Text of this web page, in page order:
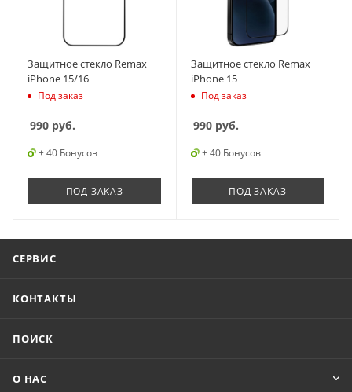
Защитное стекло Remax
iPhone 15/16
Под заказ
990 руб.
+ 40 Бонусов
ПОД ЗАКАЗ
Защитное стекло Remax
iPhone 15
Под заказ
990руб.
+ 40 Бонусов
ПОД ЗАКАЗ
СЕРВИС
КОНТАКТЫ
ПОИСК
О НАС